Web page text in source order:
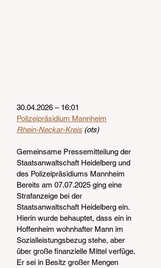
30.04.2026 – 16:01
Polizeipräsidium Mannheim
Rhein-Neckar-Kreis (ots)
Gemeinsame Pressemitteilung der
Staatsanwaltschaft Heidelberg und
des Polizeipräsidiums Mannheim
Bereits am 07.07.2025 ging eine
Strafanzeige bei der
Staatsanwaltschaft Heidelberg ein.
Hierin wurde behauptet, dass ein in
Hoffenheim wohnhafter Mann im
Sozialleistungsbezug stehe, aber
über große finanzielle Mittel verfüge.
Er sei in Besitz großer Mengen